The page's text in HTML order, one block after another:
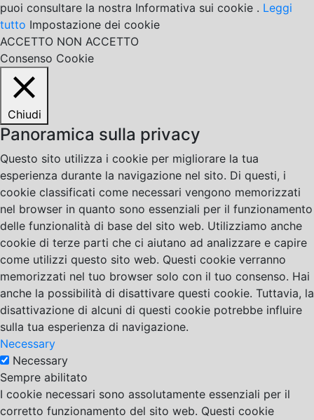
puoi consultare la nostra Informativa sui cookie . Leggi
tutto Impostazione dei cookie
ACCETTO NON ACCETTO
Consenso Cookie
Chiudi
Panoramica sulla privacy
Questo sito utilizza i cookie per migliorare la tua
esperienza durante la navigazione nel sito. Di questi, i
cookie classificati come necessari vengono memorizzati
nel browser in quanto sono essenziali per il funzionamento
delle funzionalità di base del sito web. Utilizziamo anche
cookie di terze parti che ci aiutano ad analizzare e capire
come utilizzi questo sito web. Questi cookie verranno
memorizzati nel tuo browser solo con il tuo consenso. Hai
anche la possibilità di disattivare questi cookie. Tuttavia, la
disattivazione di alcuni di questi cookie potrebbe influire
sulla tua esperienza di navigazione.
Necessary
Necessary
Sempre abilitato
I cookie necessari sono assolutamente essenziali per il
corretto funzionamento del sito web. Questi cookie